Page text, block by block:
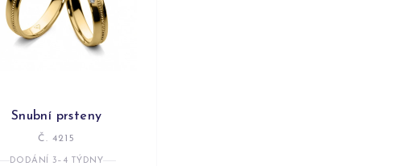
Snubní prsteny
Č. 4215
DODÁNÍ 3–4 TÝDNY